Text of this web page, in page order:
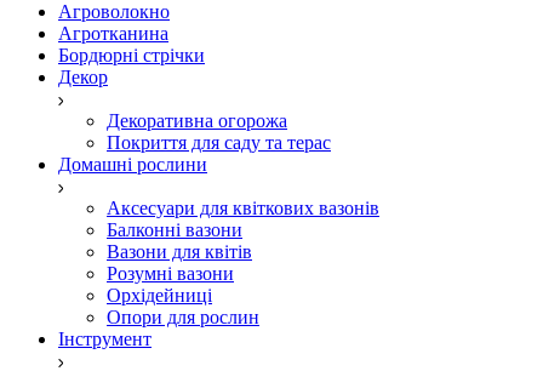
Агроволокно
Агротканина
Бордюрні стрічки
Декор
Декоративна огорожа
Покриття для саду та терас
Домашні рослини
Аксесуари для квіткових вазонів
Балконні вазони
Вазони для квітів
Розумні вазони
Орхідейниці
Опори для рослин
Інструмент